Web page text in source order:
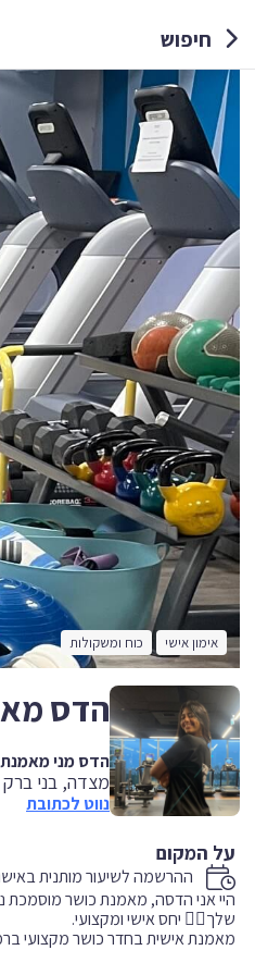
חיפוש
אימון אישי כוח ומשקולות
הדס
הדס מני
מצדה, בני ברק
נווט לכתובת
על המקום
ההרשמה לשיעור מותנית
היי אני הדסה, מאמנת כושר
מאמנת אישית בחדר כושר מקצועי ברמת